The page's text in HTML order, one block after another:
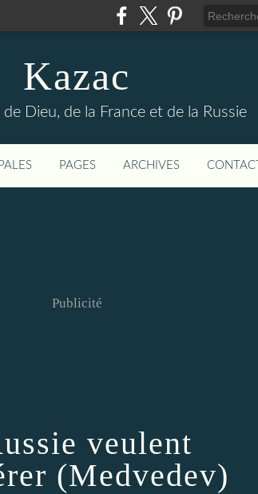
Kazac
de Dieu, de la France et de la Russie
PAGES ARCHIVES CONTACT
Publicité
veulent
(Medvedev)